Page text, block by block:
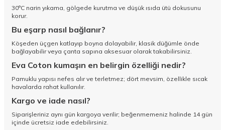
30°C narin yıkama, gölgede kurutma ve düşük ısıda ütü dokusunu
korur.
Bu eşarp nasıl bağlanır?
Köşeden üçgen katlayıp boyna dolayabilir, klasik düğümle önde
bağlayabilir veya çanta sapına aksesuar olarak takabilirsiniz.
Eva Coton kumaşın en belirgin özelliği nedir?
Pamuklu yapısı nefes alır ve terletmez; dört mevsim, özellikle sıcak
havalarda rahat kullanılır.
Kargo ve iade nasıl?
Siparişleriniz aynı gün kargoya verilir; beğenmemeniz halinde 14 gün
içinde ücretsiz iade edebilirsiniz.